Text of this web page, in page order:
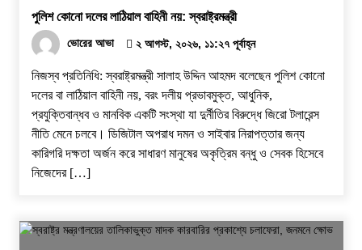
পুলিশ কোনো দলের লাঠিয়াল বাহিনী নয়: স্বরাষ্ট্রমন্ত্রী
ভোরের আভা ২ আগস্ট, ২০২৬, ১১:২৭ পূর্বাহ্ন
নিজস্ব প্রতিনিধি: স্বরাষ্ট্রমন্ত্রী সালাহ উদ্দিন আহমদ বলেছেন পুলিশ কোনো
দলের বা লাঠিয়াল বাহিনী নয়, বরং দলীয় প্রভাবমুক্ত, আধুনিক,
প্রযুক্তিবান্ধব ও মানবিক একটি সংস্থা যা দুর্নীতির বিরুদ্ধে জিরো টলারেন্স
নীতি মেনে চলবে। ডিজিটাল অপরাধ দমন ও সাইবার নিরাপত্তার জন্য
কারিগরি দক্ষতা অর্জন করে সাধারণ মানুষের অকৃত্রিম বন্ধু ও সেবক হিসেবে
নিজেদের […]